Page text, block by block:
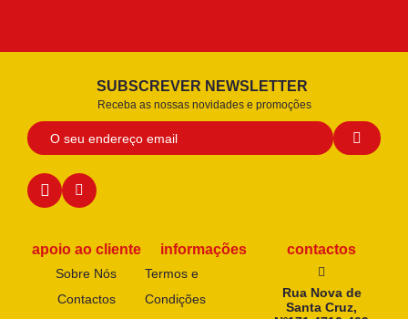
SUBSCREVER NEWSLETTER
Receba as nossas novidades e promoções
apoio ao cliente
Sobre Nós
Contactos
informações
Termos e
Condições
contactos
Rua Nova de
Santa Cruz,